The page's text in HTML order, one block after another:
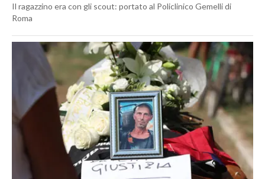
Il ragazzino era con gli scout: portato al Policlinico Gemelli di
Roma